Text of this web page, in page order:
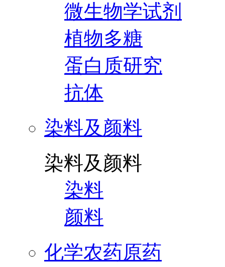
微生物学试剂
植物多糖
蛋白质研究
抗体
染料及颜料
染料及颜料
染料
颜料
化学农药原药